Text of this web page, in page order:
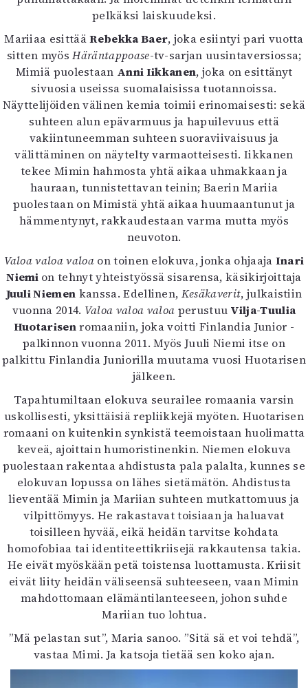
pelkäksi laiskuudeksi.
Mariiaa esittääRebekka Baer, joka esiintyi pari vuotta
sitten myösHäräntappoase-tv-sarjan uusintaversiossa;
Mimiä puolestaan Anni Iikkanen, joka on esittänyt
sivuosia useissa suomalaisissa tuotannoissa.
Näyttelijöiden välinen kemia toimii erinomaisesti: sekä
suhteen alun epävarmuus ja hapuilevuus että
vakiintuneemman suhteen suoraviivaisuus ja
välittäminen on näytelty varmaotteisesti. Iikkanen
tekee Mimin hahmosta yhtä aikaa uhmakkaan ja
hauraan, tunnistettavan teinin; Baerin Mariia
puolestaan on Mimistä yhtä aikaa huumaantunut ja
hämmentynyt, rakkaudestaan varma mutta myös
neuvoton.
Valoa valoa valoa on toinen elokuva, jonka ohjaaja Inari
Niemi on tehnyt yhteistyössä sisarensa, käsikirjoittaja
Juuli Niemen kanssa. Edellinen, Kesäkaverit, julkaistiin
vuonna 2014. Valoa valoa valoa perustuu Vilja-Tuulia
Huotarisenromaaniin, joka voitti Finlandia Junior -
palkinnon vuonna 2011. Myös Juuli Niemi itse on
palkittu Finlandia Juniorilla muutama vuosi Huotarisen
jälkeen.
Tapahtumiltaan elokuva seurailee romaania varsin
uskollisesti, yksittäisiä repliikkejä myöten. Huotarisen
romaani on kuitenkin synkistä teemoistaan huolimatta
keveä, ajoittain humoristinenkin. Niemen elokuva
puolestaan rakentaa ahdistusta pala palalta, kunnes se
elokuvan lopussa on lähes sietämätön. Ahdistusta
lieventää Mimin ja Mariian suhteen mutkattomuus ja
vilpittömyys. He rakastavat toisiaan ja haluavat
toisilleen hyvää, eikä heidän tarvitse kohdata
homofobiaa tai identiteettikriisejä rakkautensa takia.
He eivät myöskään petä toistensa luottamusta. Kriisit
eivät liity heidän väliseensä suhteeseen, vaan Mimin
mahdottomaan elämäntilanteeseen, johon suhde
Mariian tuo lohtua.
”Mä pelastan sut”, Maria sanoo. ”Sitä sä et voi tehdä”,
vastaa Mimi. Ja katsoja tietää sen koko ajan.